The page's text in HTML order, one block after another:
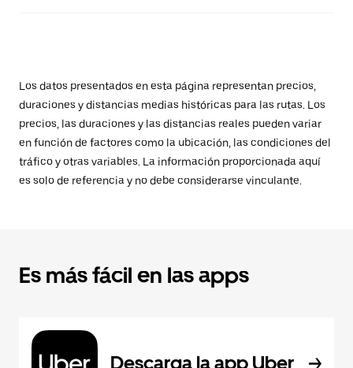
Los datos presentados en esta página representan precios,
duraciones y distancias medias históricas para las rutas. Los
precios, las duraciones y las distancias reales pueden variar
en función de factores como la ubicación, las condiciones del
tráfico y otras variables. La información proporcionada aquí
es solo de referencia y no debe considerarse vinculante.
Es más fácil en las apps
Descarga la app Uber